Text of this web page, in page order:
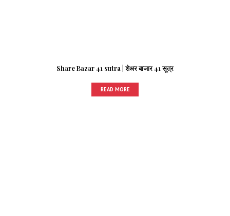
Share Bazar 41 sutra | शेअर बाजार 41 सूत्र
READ MORE